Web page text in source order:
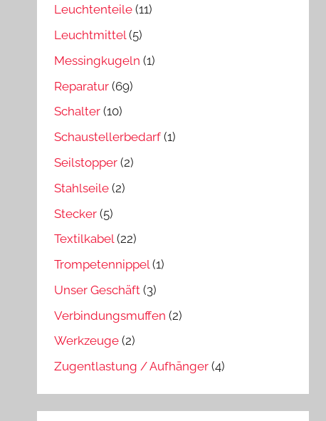
Leuchtenteile (11)
Leuchtmittel(5)
Messingkugeln (1)
Reparatur (69)
Schalter (10)
Schaustellerbedarf (1)
Seilstopper (2)
Stahlseile (2)
Stecker (5)
Textilkabel(22)
Trompetennippel(1)
Unser Geschäft (3)
Verbindungsmuffen (2)
Werkzeuge (2)
Zugentlastung / Aufhänger (4)